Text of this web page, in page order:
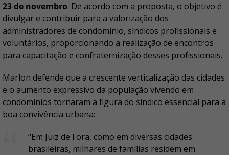
23 de novembro. De acordo com a proposta, o objetivo é
divulgar e contribuir para a valorização dos
administradores de condomínio, síndicos profissionais e
voluntários, proporcionando a realização de encontros
para capacitação e confraternização desses profissionais.
Marlon defende que a crescente verticalização das cidades
e o aumento expressivo da população vivendo em
condomínios tornaram a figura do síndico essencial para a
boa convivência urbana:
“Em Juiz de Fora, como em diversas cidades
brasileiras, milhares de famílias residem em